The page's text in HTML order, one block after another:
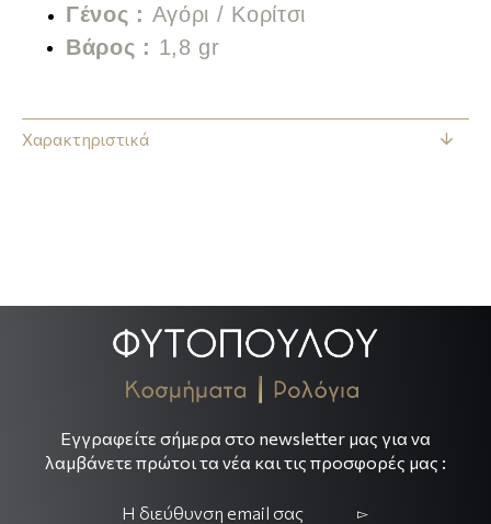
Γένος : Αγόρι / Κορίτσι
Βάρος : 1,8 gr
Χαρακτηριστικά
Εγγραφείτε σήμερα στο newsletter μας για να
λαμβάνετε πρώτοι τα νέα και τις προσφορές μας :
▻